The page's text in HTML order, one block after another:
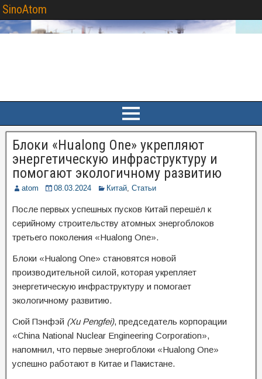
SinoAtom
Блоки «Hualong One» укрепляют
энергетическую инфраструктуру и
помогают экологичному развитию
atom 08.03.2024 Китай, Статьи
После первых успешных пусков Китай перешёл к
серийному строительству атомных энергоблоков
третьего поколения «Hualong One».
Блоки «Hualong One» становятся новой
производительной силой, которая укрепляет
энергетическую инфраструктуру и помогает
экологичному развитию.
Сюй Пэнфэй (Xu Pengfei), председатель корпорации
«China National Nuclear Engineering Corporation»,
напомнил, что первые энергоблоки «Hualong One»
успешно работают в Китае и Пакистане.